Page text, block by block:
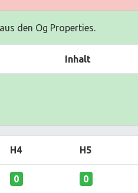
den Og Properties.
Inhalt
H4 H5
0 0